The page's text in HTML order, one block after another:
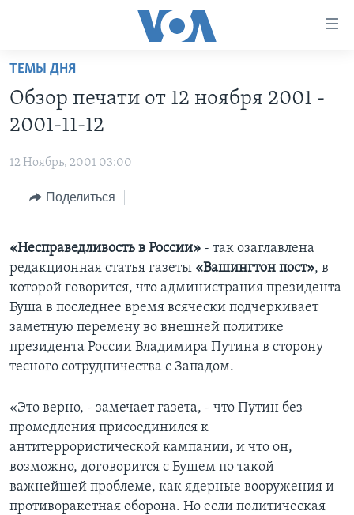
Перейти
основной
контент
навигации
ГЛАВНОЕ
ПРОГРАММЫ
НОВОСТИ ЗА МИНУТУ
ИТОГИ
ДИСКУССИЯ VOA
ДЕТАЛИ
НЬЮ-ЙОРК NEW YORK
АМЕРИКА. БОЛЬШОЕ ПУТЕШЕСТВИЕ
УЧИМ АНГЛИЙСКИЙ
НАША АМЕРИКАНСКАЯ ИСТОРИЯ
АРТЕФАКТЫ
АМЕРИКАНСКИЕ ГОРОДКИ
ТЕСТЫ
ЭКСПЕРТИЗА
ИНТЕРВЬЮ
ЗА СВОБОДУ ПРЕССЫ
УЧИМ АНГЛИЙСКИЙ
ВИДЕО
ПОДПИСКА НА НОВОСТИ
СОЦИАЛЬНЫЕ СЕТИ
ТЕМЫ ДНЯ
Обзор печати от 12 ноября 2001 -
2001-11-12
12 Ноябрь, 2001 03:00
Поделиться
«Несправедливость в России» - так озаглавлена
редакционная статья газеты «Вашингтон пост», в
которой говорится, что администрация президента
Буша в последнее время всячески подчеркивает
заметную перемену во внешней политике
президента России Владимира Путина в сторону
тесного сотрудничества с Западом.
«Это верно, - замечает газета, - что Путин без
промедления присоединился к
антитеррористической кампании, и что он,
возможно, договорится с Бушем по такой
важнейшей проблеме, как ядерные вооружения и
противоракетная оборона. Но если политическая